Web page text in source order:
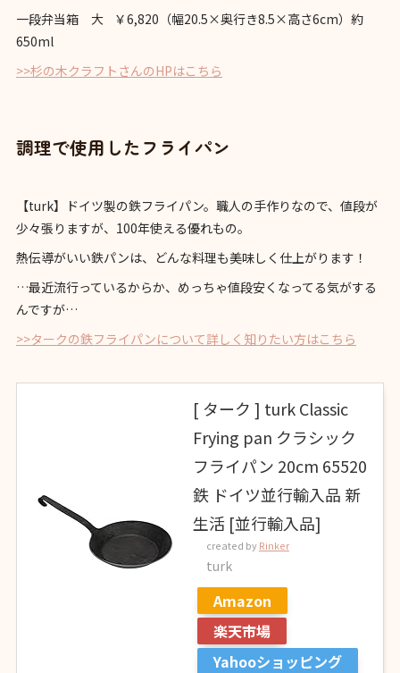
一段弁当箱 大 ￥6,820（幅20.5×奥行き8.5×高さ6cm）約
650ml
>>杉の木クラフトさんのHPはこちら
調理で使用したフライパン
【turk】ドイツ製の鉄フライパン。職人の手作りなので、値段が
少々張りますが、100年使える優れもの。
熱伝導がいい鉄パンは、どんな料理も美味しく仕上がります！
…最近流行っているからか、めっちゃ値段安くなってる気がする
んですが…
>>タークの鉄フライパンについて詳しく知りたい方はこちら
[ ターク ] turk Classic
Frying pan クラシック
フライパン 20cm 65520
鉄 ドイツ並行輸入品 新
生活 [並行輸入品]
created by Rinker
turk
Amazon
楽天市場
Yahooショッピング